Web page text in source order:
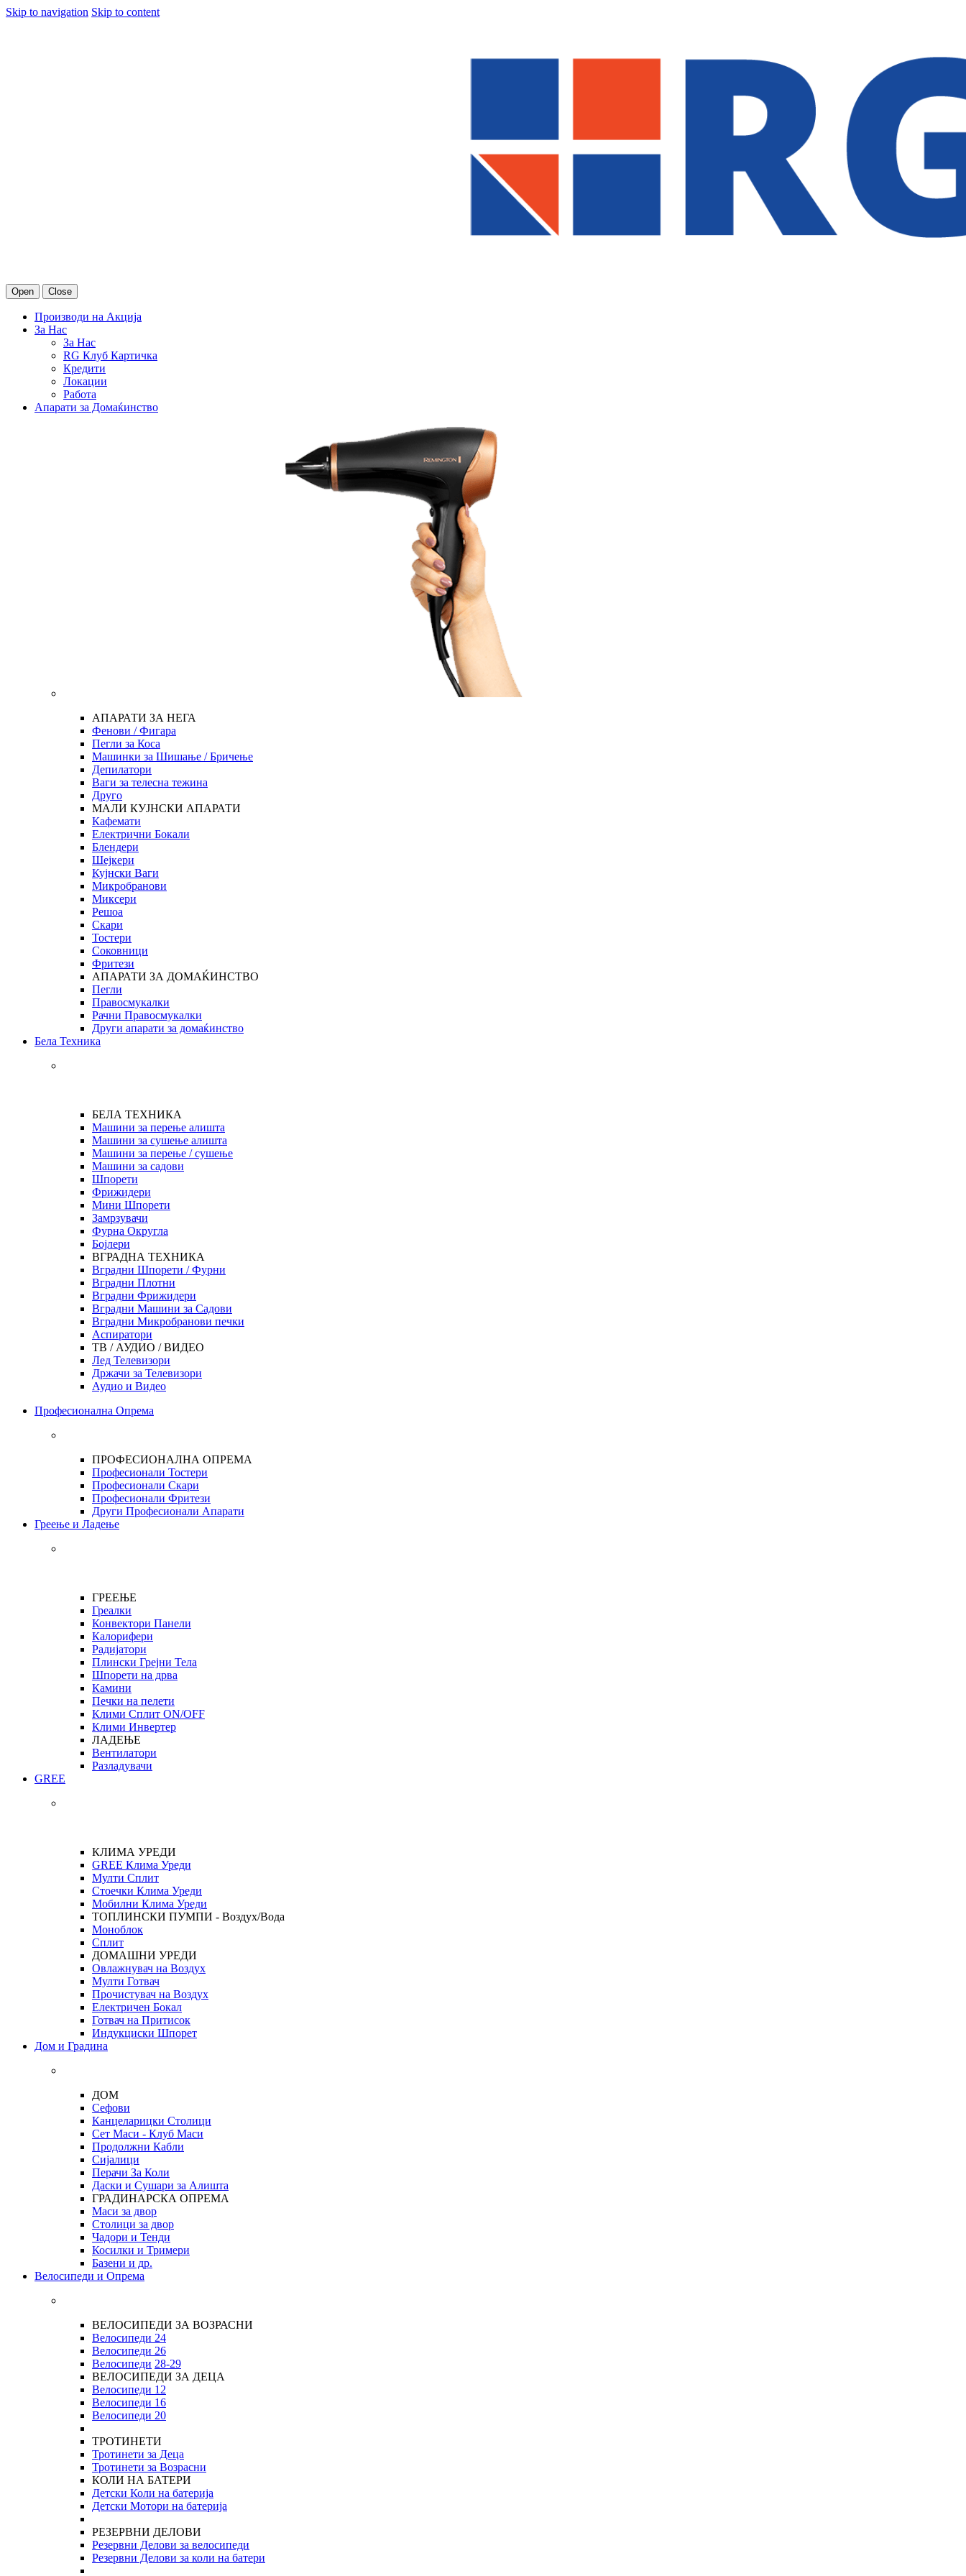
Skip to navigation Skip to content
Open Close
Производи на Акција
За Нас
За Нас
RG Клуб Картичка
Кредити
Локации
Работа
Апарати за Домаќинство
АПАРАТИ ЗА НЕГА
Фенови / Фигара
Пегли за Коса
Машинки за Шишање / Бричење
Депилатори
Ваги за телесна тежина
Друго
МАЛИ КУЈНСКИ АПАРАТИ
Кафемати
Електрични Бокали
Блендери
Шејкери
Кујнски Ваги
Микробранови
Миксери
Решоа
Скари
Тостери
Соковници
Фритези
АПАРАТИ ЗА ДОМАЌИНСТВО
Пегли
Правосмукалки
Рачни Правосмукалки
Други апарати за домаќинство
Бела Техника
БЕЛА ТЕХНИКА
Машини за перење алишта
Машини за сушење алишта
Машини за перење / сушење
Машини за садови
Шпорети
Фрижидери
Мини Шпорети
Замрзувачи
Фурна Округла
Бојлери
ВГРАДНА ТЕХНИКА
Вградни Шпорети / Фурни
Вградни Плотни
Вградни Фрижидери
Вградни Машини за Садови
Вградни Микробранови печки
Аспиратори
ТВ / АУДИО / ВИДЕО
Лед Телевизори
Држачи за Телевизори
Аудио и Видео
Професионална Опрема
ПРОФЕСИОНАЛНА ОПРЕМА
Професионали Тостери
Професионали Скари
Професионали Фритези
Други Професионали Апарати
Греење и Ладење
ГРЕЕЊЕ
Греалки
Конвектори Панели
Калорифери
Радијатори
Плински Грејни Тела
Шпорети на дрва
Камини
Печки на пелети
Клими Сплит ON/OFF
Клими Инвертер
ЛАДЕЊЕ
Вентилатори
Разладувачи
GREE
КЛИМА УРЕДИ
GREE Клима Уреди
Мулти Сплит
Стоечки Клима Уреди
Мобилни Клима Уреди
ТОПЛИНСКИ ПУМПИ - Воздух/Вода
Моноблок
Сплит
ДОМАШНИ УРЕДИ
Овлажнувач на Воздух
Мулти Готвач
Прочистувач на Воздух
Електричен Бокал
Готвач на Притисок
Индукциски Шпорет
Дом и Градина
ДОМ
Сефови
Канцеларицки Столици
Сет Маси - Клуб Маси
Продолжни Кабли
Сијалици
Перачи За Коли
Даски и Сушари за Алишта
ГРАДИНАРСКА ОПРЕМА
Маси за двор
Столици за двор
Чадори и Тенди
Косилки и Тримери
Базени и др.
Велосипеди и Опрема
ВЕЛОСИПЕДИ ЗА ВОЗРАСНИ
Велосипеди 24
Велосипеди 26
Велосипеди 28-29
ВЕЛОСИПЕДИ ЗА ДЕЦА
Велосипеди 12
Велосипеди 16
Велосипеди 20
ТРОТИНЕТИ
Тротинети за Деца
Тротинети за Возрасни
КОЛИ НА БАТЕРИ
Детски Коли на батерија
Детски Мотори на батерија
РЕЗЕРВНИ ДЕЛОВИ
Резервни Делови за велосипеди
Резервни Делови за коли на батери